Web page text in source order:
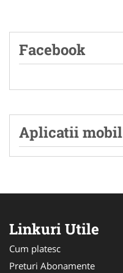
Facebook
Aplicatii mobil
Linkuri Utile
Cum platesc
Preturi Abonamente